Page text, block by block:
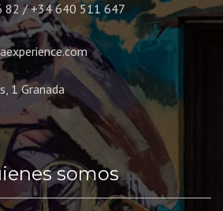
82 / +34 640 511 647
1 Granada
somos